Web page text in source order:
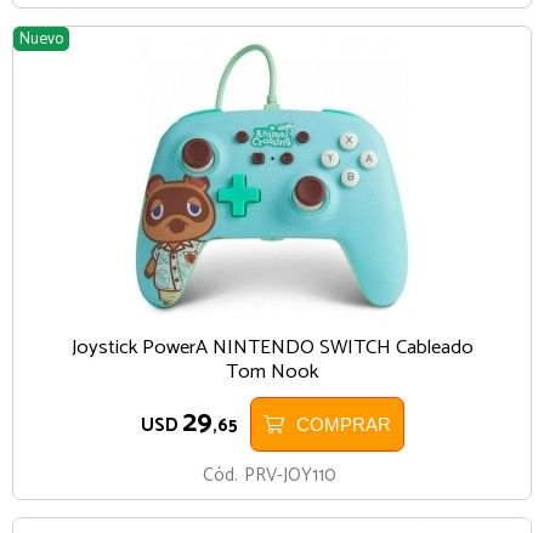
Nuevo
Joystick PowerA NINTENDO SWITCH Cableado
Tom Nook
USD 29,65 COMPRAR
Cód. PRV-JOY110